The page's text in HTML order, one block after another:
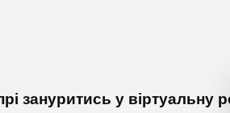
зануритись у віртуальну